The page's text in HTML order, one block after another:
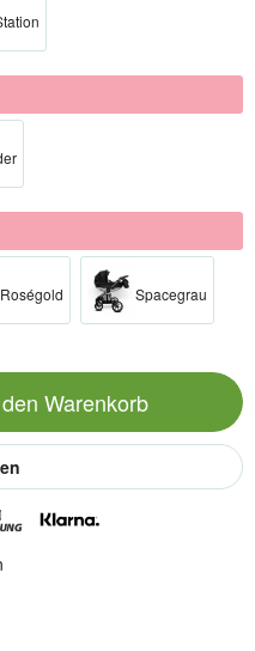
Roségold​ Spacegrau​
Warenkorb